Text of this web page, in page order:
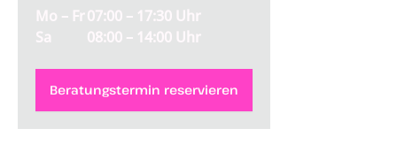
Mo – Fr07:00 – 17:30 Uhr
Sa
08:00 – 14:00 Uhr
Beratungstermin reservieren